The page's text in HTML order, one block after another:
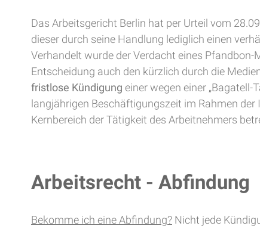
Das Arbeitsgericht Berlin hat per Urteil vom
dieser durch seine Handlung lediglich einen
Verhandelt wurde der Verdacht eines
Entscheidung auch den kürzlich durch die
fristlose Kündigung einer wegen einer
langjährigen Beschäftigungszeit im Rahmen
Kernbereich der Tätigkeit des Arbeitnehmers
Arbeitsrecht - Abfindung
Bekomme ich eine Abfindung? Nicht jede